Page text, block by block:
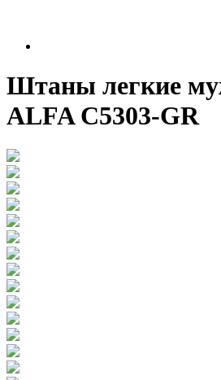
Штаны легкие
ALFA C5303-GR